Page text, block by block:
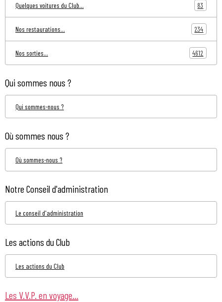
Quelques voitures du Club... 83
Nos restaurations... 234
Nos sorties... 4612
Qui sommes nous ?
Qui sommes-nous ?
Où sommes nous ?
Où sommes-nous ?
Notre Conseil d'administration
Le conseil d'administration
Les actions du Club
Les actions du Club
Les V.V.P. en voyage...